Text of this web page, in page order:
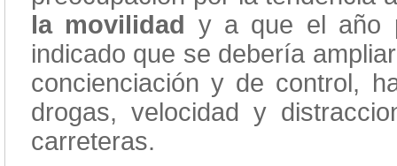
la movilidad y a que el año
indicado que se debería
concienciación y de control,
drogas, velocidad y
carreteras.